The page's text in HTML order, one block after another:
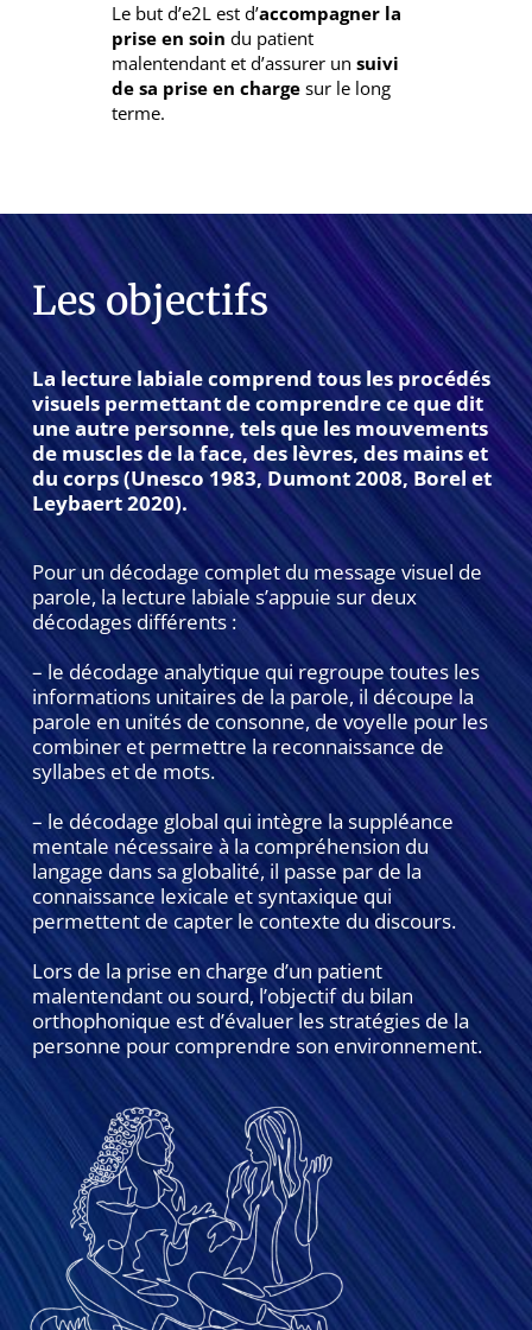
Le but d’e2L est d’accompagner la
prise en soin du patient
malentendant et d’assurer un suivi
de sa prise en charge sur le long
terme.
Les objectifs
La lecture labiale comprend tous les procédés
visuels permettant de comprendre ce que dit
une autre personne, tels que les mouvements
de muscles de la face, des lèvres, des mains et
du corps (Unesco 1983, Dumont 2008, Borel et
Leybaert 2020).
Pour un décodage complet du message visuel de
parole, la lecture labiale s’appuie sur deux
décodages différents :
– le décodage analytique qui regroupe toutes les
informations unitaires de la parole, il découpe la
parole en unités de consonne, de voyelle pour les
combiner et permettre la reconnaissance de
syllabes et de mots.
– le décodage global qui intègre la suppléance
mentale nécessaire à la compréhension du
langage dans sa globalité, il passe par de la
connaissance lexicale et syntaxique qui
permettent de capter le contexte du discours.
Lors de la prise en charge d’un patient
malentendant ou sourd, l’objectif du bilan
orthophonique est d’évaluer les stratégies de la
personne pour comprendre son environnement.